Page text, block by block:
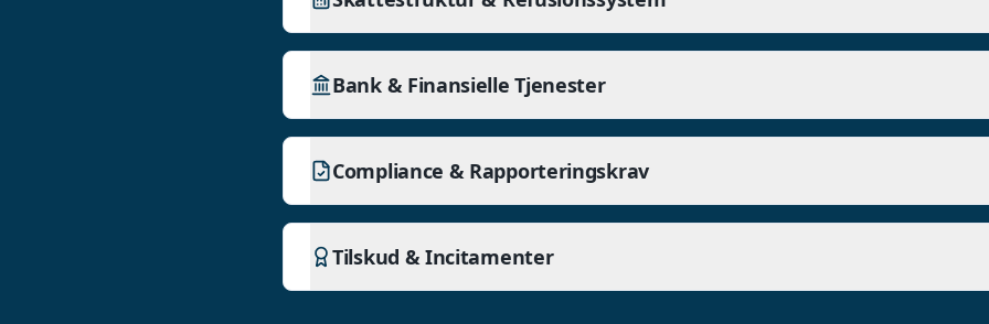
Bank & Finansielle Tjenester
Compliance & Rapporteringskrav
Tilskud & Incitamenter